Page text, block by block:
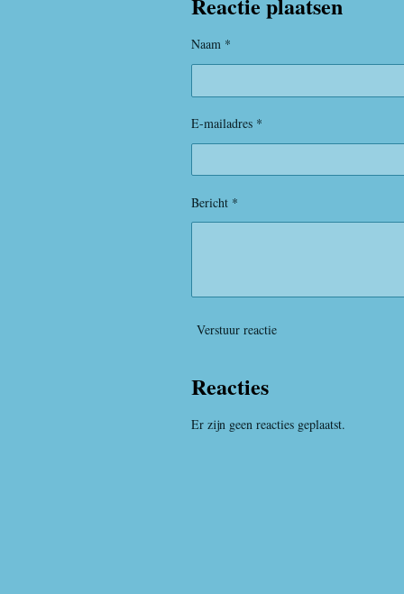
n
Naam *
E-mailadres *
Bericht *
Verstuur reactie
Reacties
Er zijn geen reacties geplaatst.